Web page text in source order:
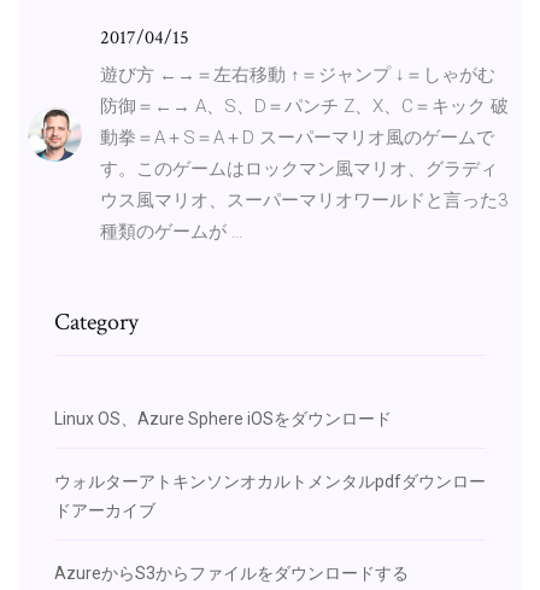
2017/04/15
遊び方 ←→＝左右移動 ↑＝ジャンプ ↓＝しゃがむ
防御＝←→ A、S、D＝パンチ Z、X、C＝キック 破
動拳＝A＋S＝A＋D スーパーマリオ風のゲームで
す。このゲームはロックマン風マリオ、グラディ
ウス風マリオ、スーパーマリオワールドと言った3
種類のゲームが …
Category
Linux OS、Azure Sphere iOSをダウンロード
ウォルターアトキンソンオカルトメンタルpdfダウンロー
ドアーカイブ
AzureからS3からファイルをダウンロードする